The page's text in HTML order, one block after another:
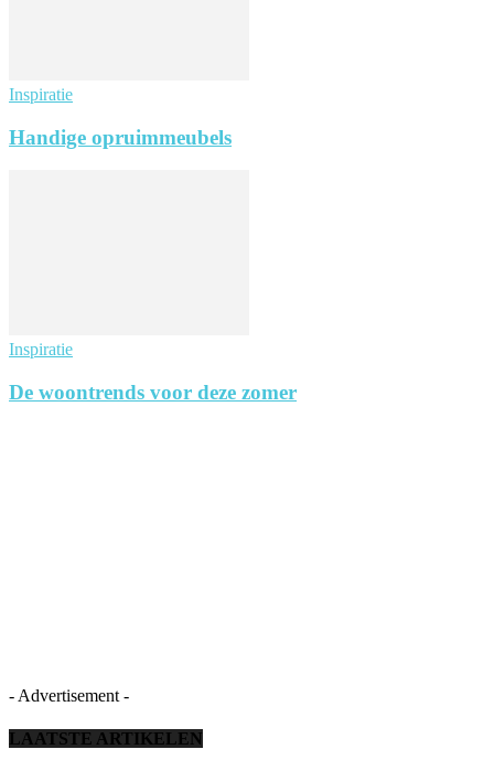
Inspiratie
Handige opruimmeubels
Inspiratie
De woontrends voor deze zomer
- Advertisement -
LAATSTE ARTIKELEN